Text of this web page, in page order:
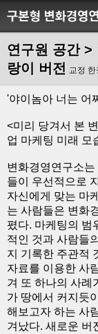
연구원 공간 >
랑이 버전 교정 한
'야이놈아 너는 어
<미리 당겨서 본
업 마케팅 미래 모
변화경영연구소
들이 우선적으로
자신에게 맞는 마
는 사람들은 변화
폈다. 마케팅의 범
적인 것과 사람들
지 기록한 주관적
자료를 이용한 사
겨 또 하나의 사례
가 땅에서 커지듯
해보고자 하는 사
겨났다. 새로운 버